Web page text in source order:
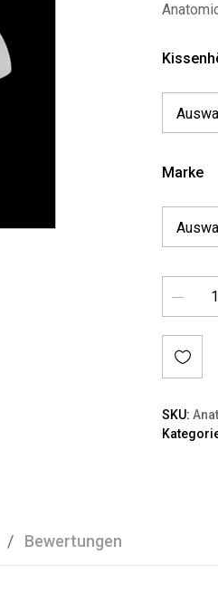
Marke
Auf
SKU:
Bewertungen